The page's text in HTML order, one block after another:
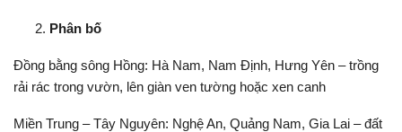
Phân bố
Đồng bằng sông Hồng: Hà Nam, Nam Định, Hưng Yên – trồng
rải rác trong vườn, lên giàn ven tường hoặc xen canh
Miền Trung – Tây Nguyên: Nghệ An, Quảng Nam, Gia Lai – đất